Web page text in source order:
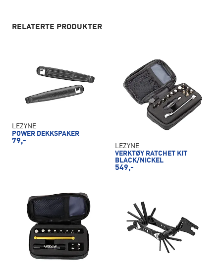
RELATERTE PRODUKTER
LEZYNE
POWER DEKKSPAKER
79,-
LEZYNE
VERKTØY RATCHET KIT
BLACK/NICKEL
549,-